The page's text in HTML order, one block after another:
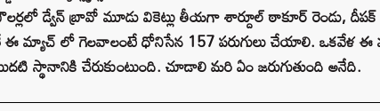
డ్వేన్ బ్రావో మూడు వికెట్లు తీయగా శార్దూల్ ఠాకూర్ రెండు,
మ్యాచ్ లో గెలవాలంటే ధోనిసేన 157 పరుగులు చేయాలి. ఒకవేళ ఈ
స్థానానికి చేరుకుంటుంది. చూడాలి మరి ఏం జరుగుతుంది అనేది.